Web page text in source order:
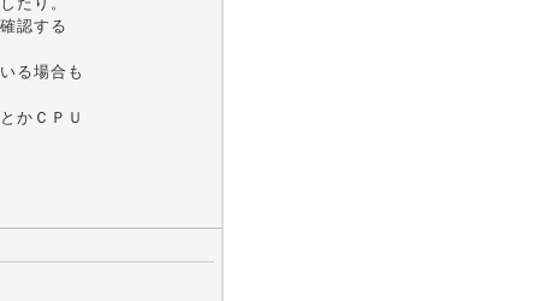
認する
る場合も
かＣＰＵ